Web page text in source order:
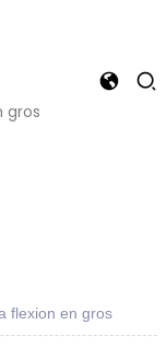
flexion en gros